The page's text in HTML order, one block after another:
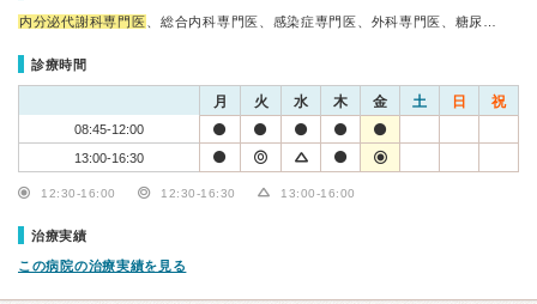
内分泌代謝科専門医 、総合内科専門医、感染症専門医、外科専門医、糖尿…
診療時間
月 火 水 木 金 土 日 祝
08:45-12:00
13:00-16:30
12:30-16:00 12:30-16:30 13:00-16:00
治療実績
この病院の治療実績を見る